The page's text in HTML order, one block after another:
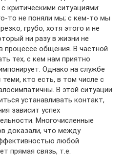
критическими ситуациями:
то не поняли мы; с кем-то мы
грубо, хотя этого и не
ни разу в жизни не
процессе общения. В частной
тех, с кем нам приятно
Однако на службе
кто есть, в том числе с
В этой ситуации
устанавливать контакт,
зависит успех
Многочисленные
доказали, что между
любой
прямая связь, т.е.